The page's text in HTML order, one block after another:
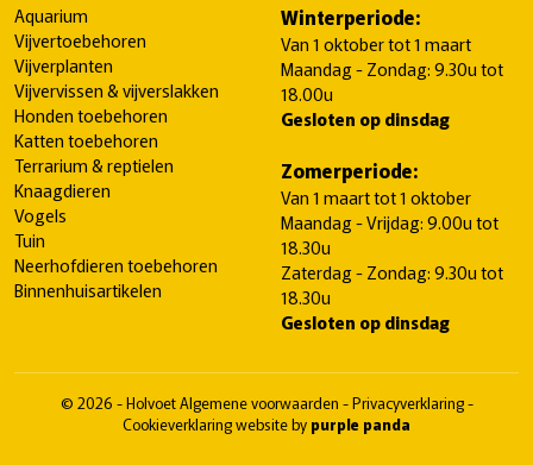
Aquarium
Vijvertoebehoren
Vijverplanten
Vijvervissen & vijverslakken
Honden toebehoren
Katten toebehoren
Terrarium & reptielen
Knaagdieren
Vogels
Tuin
Neerhofdieren toebehoren
Binnenhuisartikelen
Winterperiode:
Van 1 oktober tot 1 maart
Maandag - Zondag: 9.30u tot
18.00u
Gesloten op dinsdag
Zomerperiode:
Van 1 maart tot 1 oktober
Maandag - Vrijdag: 9.00u tot
18.30u
Zaterdag - Zondag: 9.30u tot
18.30u
Gesloten op dinsdag
© 2026 - HolvoetAlgemene voorwaarden -Privacyverklaring-
Cookieverklaringwebsite by purple panda